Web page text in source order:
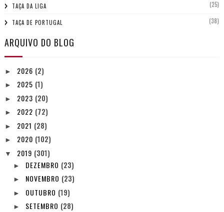
TAÇA DA LIGA (25)
TAÇA DE PORTUGAL (38)
ARQUIVO DO BLOG
► 2026 (2)
► 2025 (1)
► 2023 (20)
► 2022 (72)
► 2021 (28)
► 2020 (102)
▼ 2019 (301)
► DEZEMBRO (23)
► NOVEMBRO (23)
► OUTUBRO (19)
► SETEMBRO (28)